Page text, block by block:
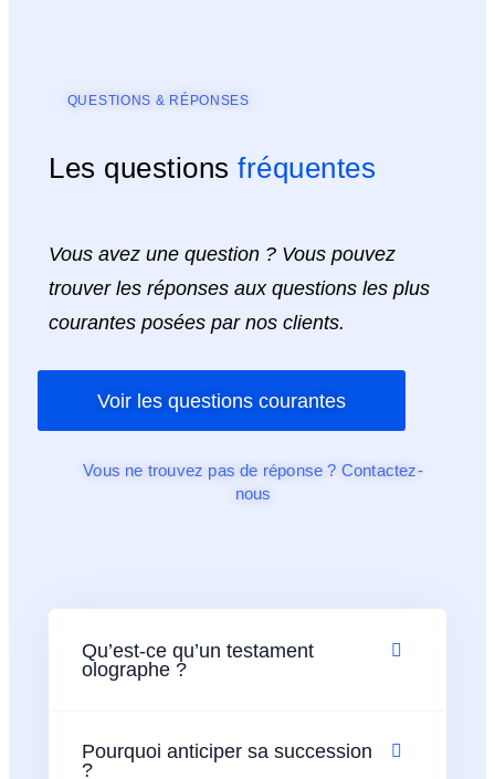
QUESTIONS & RÉPONSES
Les questions fréquentes
Vous avez une question ? Vous pouvez
trouver les réponses aux questions les plus
courantes posées par nos clients.
Voir les questions courantes
Vous ne trouvez pas de réponse ? Contactez-
nous
Qu’est-ce qu’un testament
olographe ?
Pourquoi anticiper sa succession
?